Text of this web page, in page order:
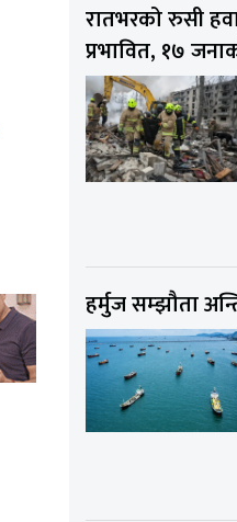
रातभरको रुसी
प्रभावित, १७
हर्मुज सम्झौता